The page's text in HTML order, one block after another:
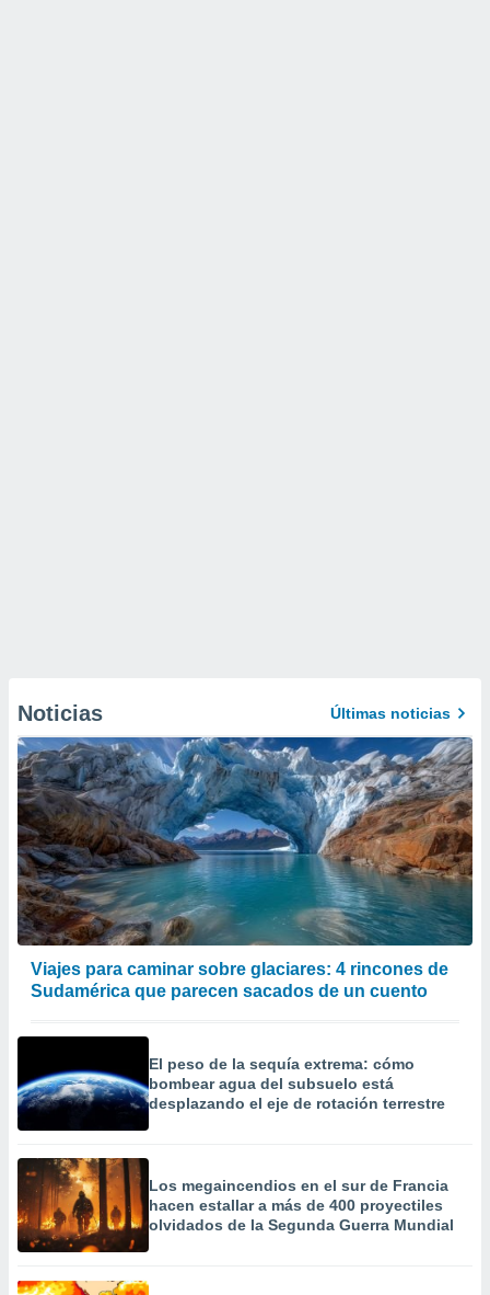
Noticias Últimas noticias
Viajes para caminar sobre glaciares: 4 rincones de
Sudamérica que parecen sacados de un cuento
El peso de la sequía extrema: cómo
bombear agua del subsuelo está
desplazando el eje de rotación terrestre
Los megaincendios en el sur de Francia
hacen estallar a más de 400 proyectiles
olvidados de la Segunda Guerra Mundial